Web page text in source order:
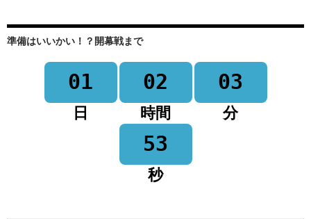
準備はいいかい！？開幕戦まで
01
日
02
時間
03
分
53
秒